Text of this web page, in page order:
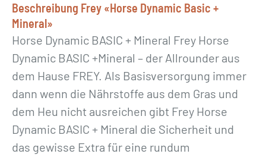
a
s
i
c
+
M
i
n
Beschreibung Frey «Horse Dynamic Basic +
Mineral»
Horse Dynamic BASIC + Mineral Frey Horse
Dynamic BASIC +Mineral – der Allrounder aus
dem Hause FREY. Als Basisversorgung immer
dann wenn die Nährstoffe aus dem Gras und
dem Heu nicht ausreichen gibt Frey Horse
Dynamic BASIC + Mineral die Sicherheit und
das gewisse Extra für eine rundum